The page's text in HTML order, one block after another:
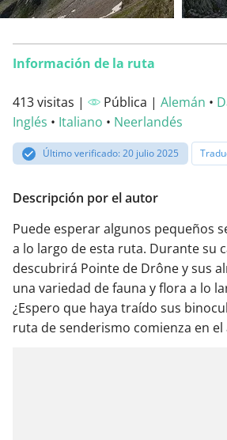
Información de la ruta
413 visitas | Pública | Alemán •
Inglés • Italiano • Neerlandés
Último verificado: 20 julio 2025
Descripción por el autor
Puede esperar algunos pequeños
a lo largo de esta ruta. Durante su
descubrirá Pointe de Drône y sus
una variedad de fauna y flora a lo
¿Espero que haya traído sus
ruta de senderismo comienza en